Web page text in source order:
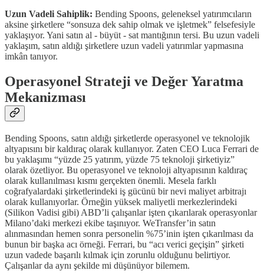
Uzun Vadeli Sahiplik: Bending Spoons, geleneksel yatırımcıların
aksine şirketlere “sonsuza dek sahip olmak ve işletmek” felsefesiyle
yaklaşıyor. Yani satın al - büyüt - sat mantığının tersi. Bu uzun vadeli
yaklaşım, satın aldığı şirketlere uzun vadeli yatırımlar yapmasına
imkân tanıyor.
Operasyonel Strateji ve Değer Yaratma
Mekanizması
Bending Spoons, satın aldığı şirketlerde operasyonel ve teknolojik
altyapısını bir kaldıraç olarak kullanıyor. Zaten CEO Luca Ferrari de
bu yaklaşımı “yüzde 25 yatırım, yüzde 75 teknoloji şirketiyiz”
olarak özetliyor. Bu operasyonel ve teknoloji altyapısının kaldıraç
olarak kullanılması kısmı gerçekten önemli. Mesela farklı
coğrafyalardaki şirketlerindeki iş gücünü bir nevi maliyet arbitrajı
olarak kullanıyorlar. Örneğin yüksek maliyetli merkezlerindeki
(Silikon Vadisi gibi) ABD’li çalışanlar işten çıkarılarak operasyonlar
Milano’daki merkezi ekibe taşınıyor. WeTransfer’in satın
alınmasından hemen sonra personelin %75’inin işten çıkarılması da
bunun bir başka acı örneği. Ferrari, bu “acı verici geçişin” şirketi
uzun vadede başarılı kılmak için zorunlu olduğunu belirtiyor.
Çalışanlar da aynı şekilde mi düşünüyor bilemem.